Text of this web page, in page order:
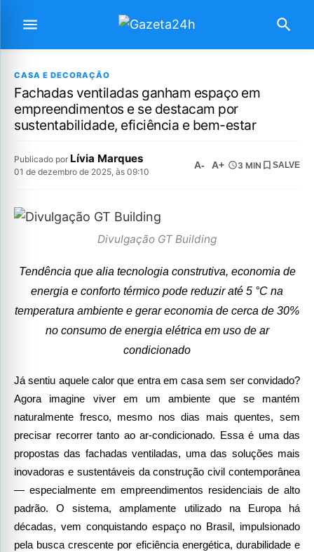
CASA E DECORAÇÃO
Fachadas ventiladas ganham espaço em
empreendimentos e se destacam por
sustentabilidade, eficiência e bem-estar
Publicado por Lívia Marques
01 de dezembro de 2025, às 09:10
A- A+ 3 MIN SALVE
Divulgação GT Building
Tendência que alia tecnologia construtiva, economia de
energia e conforto térmico pode reduzir até 5 °C na
temperatura ambiente e gerar economia de cerca de 30%
no consumo de energia elétrica em uso de ar
condicionado
Já sentiu aquele calor que entra em casa sem ser convidado?
Agora imagine viver em um ambiente que se mantém
naturalmente fresco, mesmo nos dias mais quentes, sem
precisar recorrer tanto ao ar-condicionado. Essa é uma das
propostas das fachadas ventiladas, uma das soluções mais
inovadoras e sustentáveis da construção civil contemporânea
— especialmente em empreendimentos residenciais de alto
padrão. O sistema, amplamente utilizado na Europa há
décadas, vem conquistando espaço no Brasil, impulsionado
pela busca crescente por eficiência energética, durabilidade e